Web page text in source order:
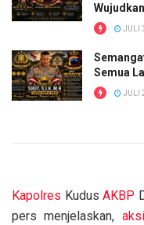
JULI
Semua
JULI
Kapolres KudusAKBP
pers menjelaskan, aksi